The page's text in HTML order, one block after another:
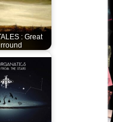
: Great